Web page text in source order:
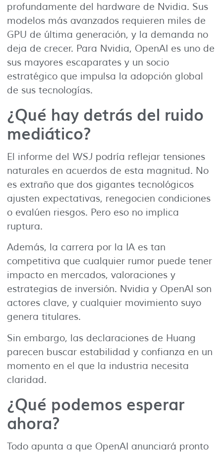
profundamente del hardware de Nvidia. Sus
modelos más avanzados requieren miles de
GPU de última generación, y la demanda no
deja de crecer. Para Nvidia, OpenAI es uno de
sus mayores escaparates y un socio
estratégico que impulsa la adopción global
de sus tecnologías.
¿Qué hay detrás del ruido
mediático?
El informe del WSJ podría reflejar tensiones
naturales en acuerdos de esta magnitud. No
es extraño que dos gigantes tecnológicos
ajusten expectativas, renegocien condiciones
o evalúen riesgos. Pero eso no implica
ruptura.
Además, la carrera por la IA es tan
competitiva que cualquier rumor puede tener
impacto en mercados, valoraciones y
estrategias de inversión. Nvidia y OpenAI son
actores clave, y cualquier movimiento suyo
genera titulares.
Sin embargo, las declaraciones de Huang
parecen buscar estabilidad y confianza en un
momento en el que la industria necesita
claridad.
¿Qué podemos esperar
ahora?
Todo apunta a que OpenAI anunciará pronto